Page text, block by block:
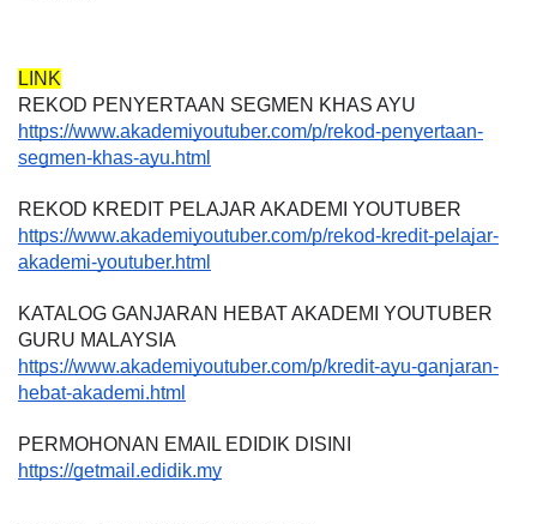
LINK
REKOD PENYERTAAN SEGMEN KHAS AYU
https://www.akademiyoutuber.com/p/rekod-penyertaan-
segmen-khas-ayu.html
REKOD KREDIT PELAJAR AKADEMI YOUTUBER
https://www.akademiyoutuber.com/p/rekod-kredit-pelajar-
akademi-youtuber.html
KATALOG GANJARAN HEBAT AKADEMI YOUTUBER
GURU MALAYSIA
https://www.akademiyoutuber.com/p/kredit-ayu-ganjaran-
hebat-akademi.html
PERMOHONAN EMAIL EDIDIK DISINI
https://getmail.edidik.my